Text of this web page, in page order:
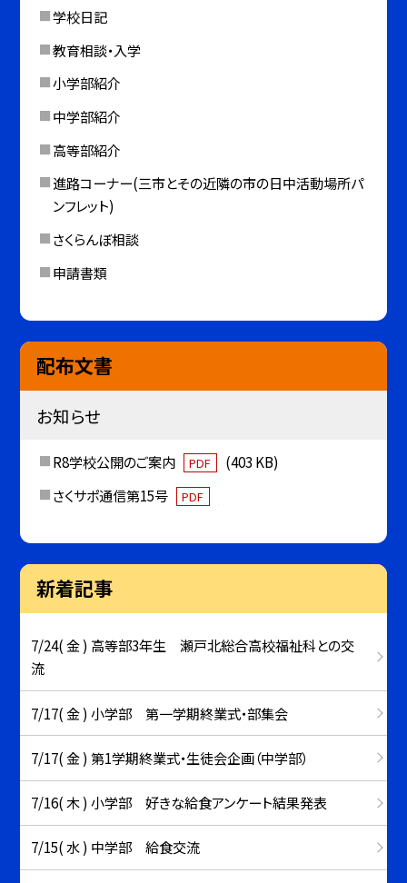
学校日記
教育相談・入学
小学部紹介
中学部紹介
高等部紹介
進路コーナー(三市とその近隣の市の日中活動場所パ
ンフレット)
さくらんぼ相談
申請書類
配布文書
お知らせ
R8学校公開のご案内 PDF
(403 KB)
さくサポ通信第15号
PDF
新着記事
7/24( 金 ) 高等部3年生 瀬戸北総合高校福祉科との交
流
7/17( 金 ) 小学部 第一学期終業式・部集会
7/17( 金 ) 第1学期終業式・生徒会企画（中学部）
7/16( 木 ) 小学部 好きな給食アンケート結果発表
7/15( 水 ) 中学部 給食交流